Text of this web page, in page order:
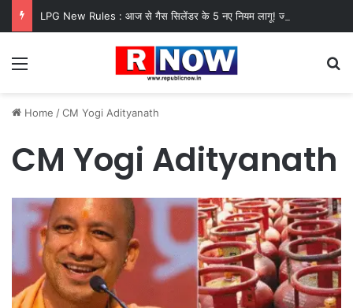
Menu
Home /CM Yogi Adityanath
CM Yogi Adityanath